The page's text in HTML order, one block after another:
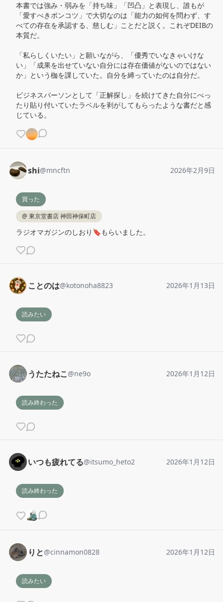
本書では強み・弱みを「持ち味」「凹凸」と表現し、誰もが
「愛すべきポンコツ」で大切なのは「能力の如何を問わず、す
べての存在を承認する、慈しむ」ことだと説く。これぞDEIBの
本質だ。
「私らしくいたい」と願いながら、「優秀でいなきゃいけな
い」「成果を出せていない自分には存在価値がないのではない
か」という枷を課していた。自分を縛っていたのは自分だ。
ビジネスパーソンとして「正解探し」を続けてきた自分にべっ
たり貼り付いていたラベルを剥がしてもらったような書だと感
じている。
shi@mncftn 2026年2月9日
買った
@ 東京堂書店 神田神保町店
ラジオマガジンのしおり🔖もらいました。
ことのは@kotonoha8823 2026年1月13日
読みたい
うたたねこ@ne9o 2026年1月12日
読み終わった
いつも疲れてる@itsumo_heto2 2026年1月12日
読み終わった
りと@cinnamon0828 2026年1月12日
読みたい